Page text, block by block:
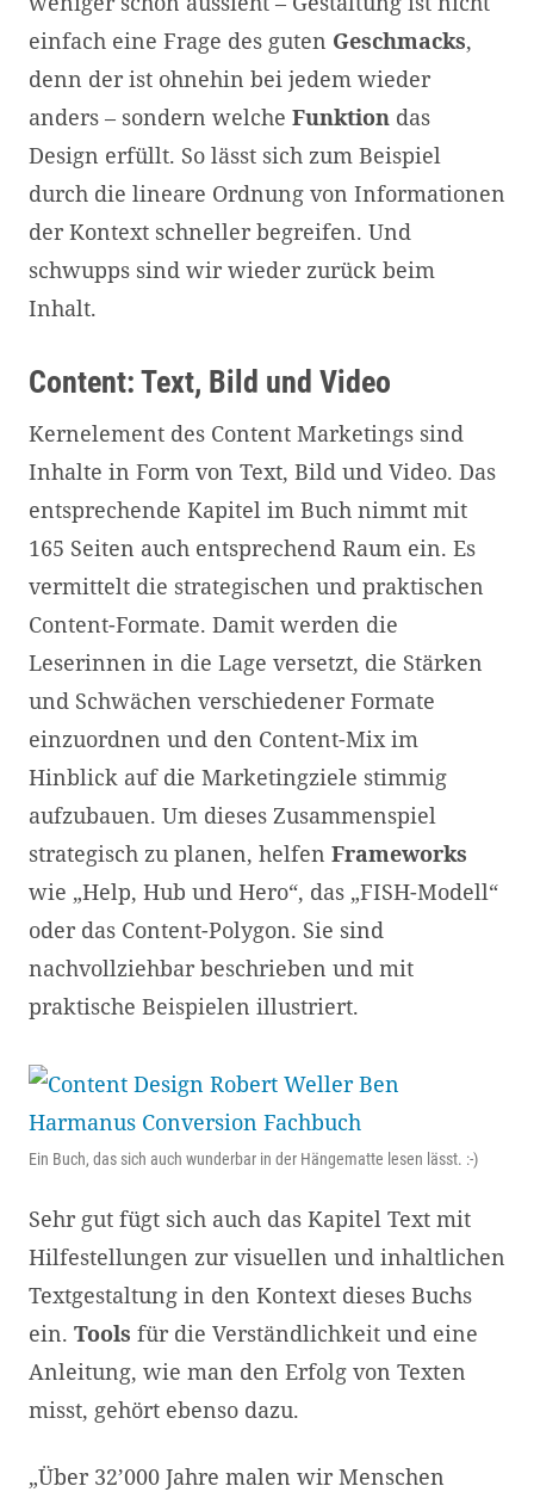
einfach eine Frage des guten Geschmacks,
denn der ist ohnehin bei jedem wieder
anders – sondern welche Funktion das
Design erfüllt. So lässt sich zum Beispiel
durch die lineare Ordnung von Informationen
der Kontext schneller begreifen. Und
schwupps sind wir wieder zurück beim
Inhalt.
Content: Text, Bild und Video
Kernelement des Content Marketings sind
Inhalte in Form von Text, Bild und Video. Das
entsprechende Kapitel im Buch nimmt mit
165 Seiten auch entsprechend Raum ein. Es
vermittelt die strategischen und praktischen
Content-Formate. Damit werden die
Leserinnen in die Lage versetzt, die Stärken
und Schwächen verschiedener Formate
einzuordnen und den Content-Mix im
Hinblick auf die Marketingziele stimmig
aufzubauen. Um dieses Zusammenspiel
strategisch zu planen, helfen Frameworks
wie „Help, Hub und Hero“, das „FISH-Modell“
oder das Content-Polygon. Sie sind
nachvollziehbar beschrieben und mit
praktische Beispielen illustriert.
Ein Buch, das sich auch wunderbar in der Hängematte lesen lässt. :-)
Sehr gut fügt sich auch das Kapitel Text mit
Hilfestellungen zur visuellen und inhaltlichen
Textgestaltung in den Kontext dieses Buchs
ein. Tools für die Verständlichkeit und eine
Anleitung, wie man den Erfolg von Texten
misst, gehört ebenso dazu.
„Über 32’000 Jahre malen wir Menschen